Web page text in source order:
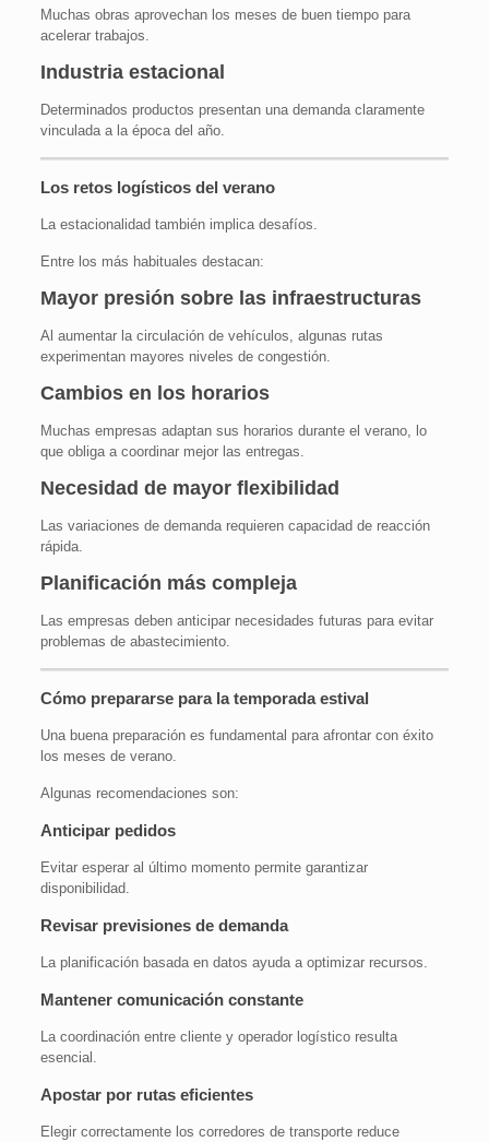
Muchas obras aprovechan los meses de buen tiempo para
acelerar trabajos.
Industria estacional
Determinados productos presentan una demanda claramente
vinculada a la época del año.
Los retos logísticos del verano
La estacionalidad también implica desafíos.
Entre los más habituales destacan:
Mayor presión sobre las infraestructuras
Al aumentar la circulación de vehículos, algunas rutas
experimentan mayores niveles de congestión.
Cambios en los horarios
Muchas empresas adaptan sus horarios durante el verano, lo
que obliga a coordinar mejor las entregas.
Necesidad de mayor flexibilidad
Las variaciones de demanda requieren capacidad de reacción
rápida.
Planificación más compleja
Las empresas deben anticipar necesidades futuras para evitar
problemas de abastecimiento.
Cómo prepararse para la temporada estival
Una buena preparación es fundamental para afrontar con éxito
los meses de verano.
Algunas recomendaciones son:
Anticipar pedidos
Evitar esperar al último momento permite garantizar
disponibilidad.
Revisar previsiones de demanda
La planificación basada en datos ayuda a optimizar recursos.
Mantener comunicación constante
La coordinación entre cliente y operador logístico resulta
esencial.
Apostar por rutas eficientes
Elegir correctamente los corredores de transporte reduce